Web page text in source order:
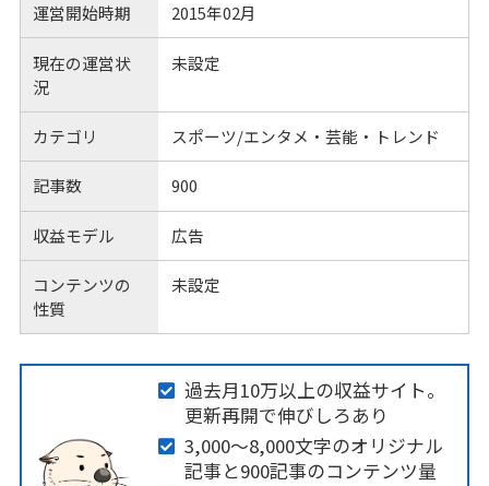
運営開始時期 2015年02月
現在の運営状
況
未設定
カテゴリ スポーツ/エンタメ・芸能・トレンド
記事数 900
収益モデル 広告
コンテンツの
性質
未設定
過去月10万以上の収益サイト。
更新再開で伸びしろあり
3,000～8,000文字のオリジナル
記事と900記事のコンテンツ量